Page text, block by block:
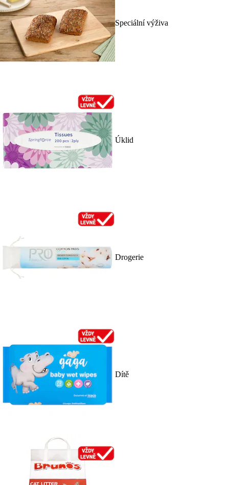
Speciální výživa
Úklid
Drogerie
Dítě